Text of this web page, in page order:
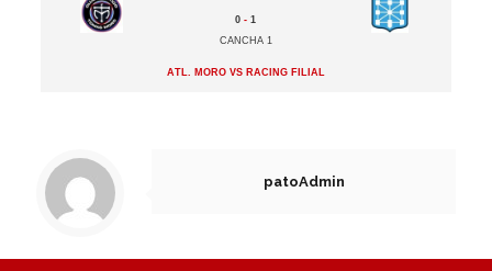
0 -1
Cancha 1
Atl. Moro vs Racing Filial
patoAdmin